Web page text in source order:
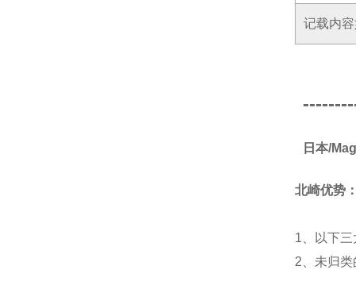
记载内
日本/
北崎优势
1、以下
2、未归